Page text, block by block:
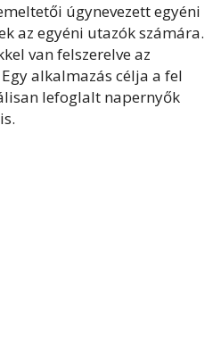
úgynevezett egyéni
az egyéni utazók számára.
van felszerelve az
alkalmazás célja a fel
lefoglalt napernyők